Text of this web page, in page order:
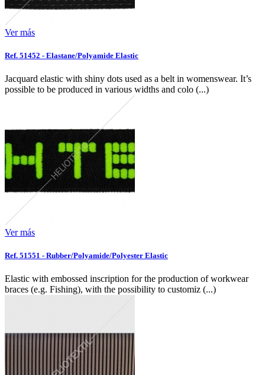
Ver más
Ref. 51452 - Elastane/Polyamide Elastic
Jacquard elastic with shiny dots used as a belt in womenswear. It’s
possible to be produced in various widths and colo (...)
Ver más
Ref. 51551 - Rubber/Polyamide/Polyester Elastic
Elastic with embossed inscription for the production of workwear
braces (e.g. Fishing), with the possibility to customiz (...)